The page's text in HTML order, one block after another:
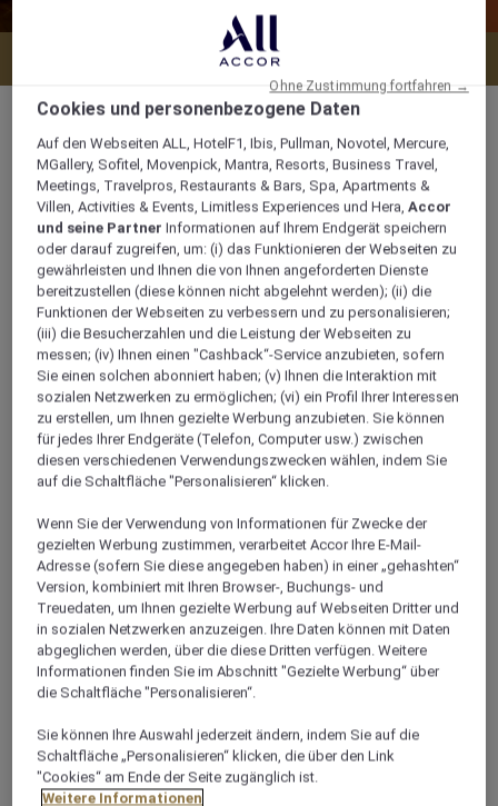
Tisch reservieren
Montag - Donnerstag 18.00 - 0.00 Uhr,
Freitag und Samstag 18.00 - 1.00 Uhr
Kardinal Von GalenRing 65, 48149, muenster,
Deutschland
+49 251 8902 0
Über dieses Restaurant
Die Lounge Bar ist ein beliebter Treffpunkt und lädt
Sie ein, unser vielfältiges und internationales Angebot
mit inspirierenden Getränken zu genießen. Freuen Sie
sich auf Whisky-Spezialitäten, trendige Getränke,
leckere Snacks und die kreativen Cocktail-Kreationen
unserer Barkeeper. Haben Sie ein Lieblingsgetränk?
Genießen Sie die guten alten Klassiker oder die
neusten Trends. Fühlen Sie sich wohl bei uns und
genießen Sie die moderne Atmosphäre.
Cookies und personenbezogene Daten
Auf den Webseiten ALL, HotelF1, Ibis, Pullman, Novotel, Mercure,
MGallery, Sofitel, Movenpick, Mantra, Resorts, Business Travel,
Meetings, Travelpros, Restaurants & Bars, Spa, Apartments &
Villen, Activities & Events, Limitless Experiences und Hera,Accor
und seine Partner Informationen auf Ihrem Endgerät speichern
oder darauf zugreifen, um: (i) das Funktionieren der Webseiten zu
gewährleisten und Ihnen die von Ihnen angeforderten Dienste
bereitzustellen (diese können nicht abgelehnt werden); (ii) die
Funktionen der Webseiten zu verbessern und zu personalisieren;
(iii) die Besucherzahlen und die Leistung der Webseiten zu
messen; (iv) Ihnen einen "Cashback“-Service anzubieten, sofern
Sie einen solchen abonniert haben; (v) Ihnen die Interaktion mit
sozialen Netzwerken zu ermöglichen; (vi) ein Profil Ihrer Interessen
zu erstellen, um Ihnen gezielte Werbung anzubieten. Sie können
für jedes Ihrer Endgeräte (Telefon, Computer usw.) zwischen
diesen verschiedenen Verwendungszwecken wählen, indem Sie
auf die Schaltfläche "Personalisieren“ klicken.
Wenn Sie der Verwendung von Informationen für Zwecke der
gezielten Werbung zustimmen, verarbeitet Accor Ihre E-Mail-
Adresse (sofern Sie diese angegeben haben) in einer „gehashten“
Version, kombiniert mit Ihren Browser-, Buchungs- und
Treuedaten, um Ihnen gezielte Werbung auf Webseiten Dritter und
in sozialen Netzwerken anzuzeigen. Ihre Daten können mit Daten
abgeglichen werden, über die diese Dritten verfügen. Weitere
Informationen finden Sie im Abschnitt "Gezielte Werbung“ über
die Schaltfläche "Personalisieren“.
Sie können Ihre Auswahl jederzeit ändern, indem Sie auf die
Schaltfläche „Personalisieren“ klicken, die über den Link
"Cookies“ am Ende der Seite zugänglich ist.
Weitere Informationen
Ohne Zustimmung fortfahren →